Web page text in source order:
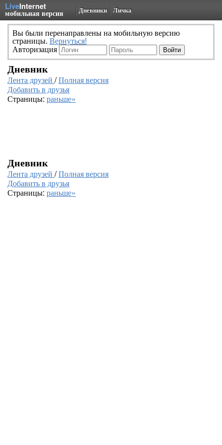
LiveInternet
мобильная версия Дневники Личка
Вы были перенаправлены на мобильную версию
страницы. Вернуться!
Авторизация
Дневник
Лента друзей /Полная версия
Добавить в друзья
Страницы: раньше»
Дневник
Лента друзей /Полная версия
Добавить в друзья
Страницы: раньше»